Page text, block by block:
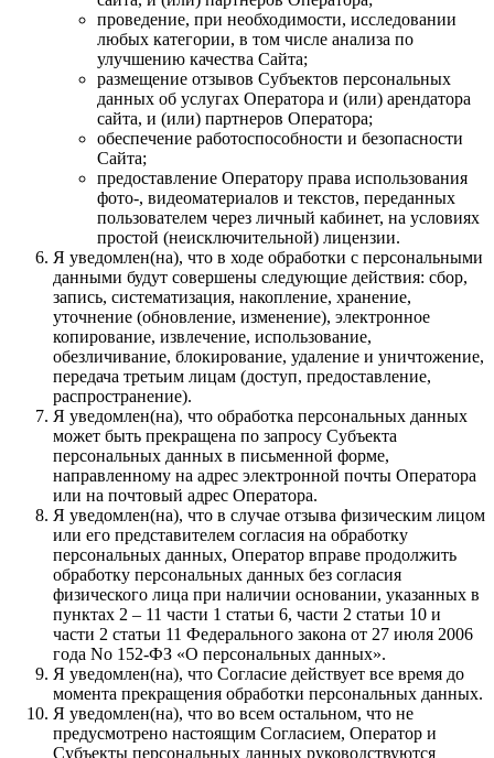
проведение, при необходимости, исследовании
любых категории, в том числе анализа по
улучшению качества Сайта;
размещение отзывов Субъектов персональных
данных об услугах Оператора и (или) арендатора
сайта, и (или) партнеров Оператора;
обеспечение работоспособности и безопасности
Сайта;
предоставление Оператору права использования
фото-, видеоматериалов и текстов, переданных
пользователем через личный кабинет, на условиях
простой (неисключительной) лицензии.
Я уведомлен(на), что в ходе обработки с персональными
данными будут совершены следующие действия: сбор,
запись, систематизация, накопление, хранение,
уточнение (обновление, изменение), электронное
копирование, извлечение, использование,
обезличивание, блокирование, удаление и уничтожение,
передача третьим лицам (доступ, предоставление,
распространение).
Я уведомлен(на), что обработка персональных данных
может быть прекращена по запросу Субъекта
персональных данных в письменной форме,
направленному на адрес электронной почты Оператора
или на почтовый адрес Оператора.
Я уведомлен(на), что в случае отзыва физическим лицом
или его представителем согласия на обработку
персональных данных, Оператор вправе продолжить
обработку персональных данных без согласия
физического лица при наличии основании, указанных в
пунктах 2 – 11 части 1 статьи 6, части 2 статьи 10 и
части 2 статьи 11 Федерального закона от 27 июля 2006
года No 152-ФЗ «О персональных данных».
Я уведомлен(на), что Согласие действует все время до
момента прекращения обработки персональных данных.
Я уведомлен(на), что во всем остальном, что не
предусмотрено настоящим Согласием, Оператор и
Субъекты персональных данных руководствуются